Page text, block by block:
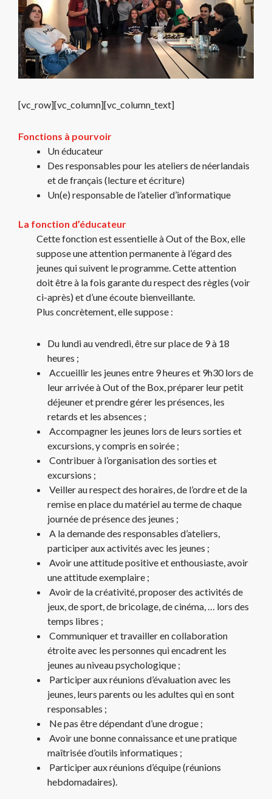
[vc_row][vc_column][vc_column_text]
Fonctions à pourvoir
Un éducateur
Des responsables pour les ateliers de néerlandais
et de français (lecture et écriture)
Un(e) responsable de l’atelier d’informatique
La fonction d’éducateur
Cette fonction est essentielle à Out of the Box, elle
suppose une attention permanente à l’égard des
jeunes qui suivent le programme. Cette attention
doit être à la fois garante du respect des règles (voir
ci-après) et d’une écoute bienveillante.
Plus concrètement, elle suppose :
Du lundi au vendredi, être sur place de 9 à 18
heures ;
Accueillir les jeunes entre 9 heures et 9h30 lors de
leur arrivée à Out of the Box, préparer leur petit
déjeuner et prendre gérer les présences, les
retards et les absences ;
Accompagner les jeunes lors de leurs sorties et
excursions, y compris en soirée ;
Contribuer à l’organisation des sorties et
excursions ;
Veiller au respect des horaires, de l’ordre et de la
remise en place du matériel au terme de chaque
journée de présence des jeunes ;
A la demande des responsables d’ateliers,
participer aux activités avec les jeunes ;
Avoir une attitude positive et enthousiaste, avoir
une attitude exemplaire ;
Avoir de la créativité, proposer des activités de
jeux, de sport, de bricolage, de cinéma, … lors des
temps libres ;
Communiquer et travailler en collaboration
étroite avec les personnes qui encadrent les
jeunes au niveau psychologique ;
Participer aux réunions d’évaluation avec les
jeunes, leurs parents ou les adultes qui en sont
responsables ;
Ne pas être dépendant d’une drogue ;
Avoir une bonne connaissance et une pratique
maîtrisée d’outils informatiques ;
Participer aux réunions d’équipe (réunions
hebdomadaires).